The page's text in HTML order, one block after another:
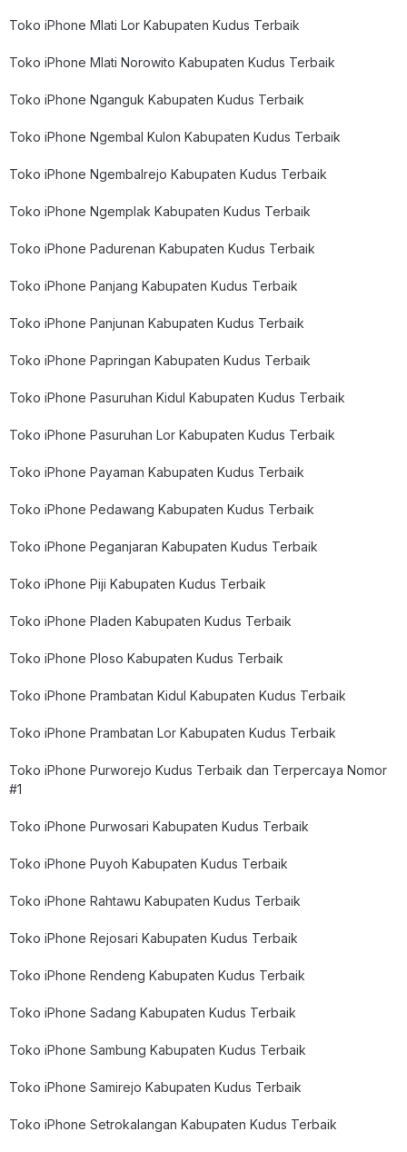
Toko iPhone Mlati Lor Kabupaten Kudus Terbaik
Toko iPhone Mlati Norowito Kabupaten Kudus Terbaik
Toko iPhone Nganguk Kabupaten Kudus Terbaik
Toko iPhone Ngembal Kulon Kabupaten Kudus Terbaik
Toko iPhone Ngembalrejo Kabupaten Kudus Terbaik
Toko iPhone Ngemplak Kabupaten Kudus Terbaik
Toko iPhone Padurenan Kabupaten Kudus Terbaik
Toko iPhone Panjang Kabupaten Kudus Terbaik
Toko iPhone Panjunan Kabupaten Kudus Terbaik
Toko iPhone Papringan Kabupaten Kudus Terbaik
Toko iPhone Pasuruhan Kidul Kabupaten Kudus Terbaik
Toko iPhone Pasuruhan Lor Kabupaten Kudus Terbaik
Toko iPhone Payaman Kabupaten Kudus Terbaik
Toko iPhone Pedawang Kabupaten Kudus Terbaik
Toko iPhone Peganjaran Kabupaten Kudus Terbaik
Toko iPhone Piji Kabupaten Kudus Terbaik
Toko iPhone Pladen Kabupaten Kudus Terbaik
Toko iPhone Ploso Kabupaten Kudus Terbaik
Toko iPhone Prambatan Kidul Kabupaten Kudus Terbaik
Toko iPhone Prambatan Lor Kabupaten Kudus Terbaik
Toko iPhone Purworejo Kudus Terbaik dan Terpercaya Nomor
#1
Toko iPhone Purwosari Kabupaten Kudus Terbaik
Toko iPhone Puyoh Kabupaten Kudus Terbaik
Toko iPhone Rahtawu Kabupaten Kudus Terbaik
Toko iPhone Rejosari Kabupaten Kudus Terbaik
Toko iPhone Rendeng Kabupaten Kudus Terbaik
Toko iPhone Sadang Kabupaten Kudus Terbaik
Toko iPhone Sambung Kabupaten Kudus Terbaik
Toko iPhone Samirejo Kabupaten Kudus Terbaik
Toko iPhone Setrokalangan Kabupaten Kudus Terbaik